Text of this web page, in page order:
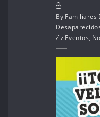
By Familiares
Eventos,